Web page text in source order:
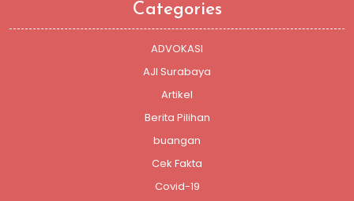
Categories
ADVOKASI
AJI Surabaya
Artikel
Berita Pilihan
buangan
Cek Fakta
Covid-19